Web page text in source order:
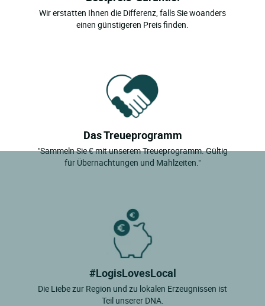
Wir erstatten Ihnen die Differenz, falls Sie woanders
einen günstigeren Preis finden.
Das Treueprogramm
"Sammeln Sie € mit unserem Treueprogramm. Gültig
für Übernachtungen und Mahlzeiten."
#LogisLovesLocal
Die Liebe zur Region und zu lokalen Erzeugnissen ist
Teil unserer DNA.